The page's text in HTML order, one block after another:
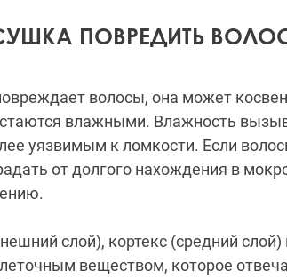
ПОВРЕДИТЬ
волосы, она может
влажными. Влажность
уязвимым к ломкости. Если
от долгого нахождения в
слой), кортекс (средний слой)
веществом, которое